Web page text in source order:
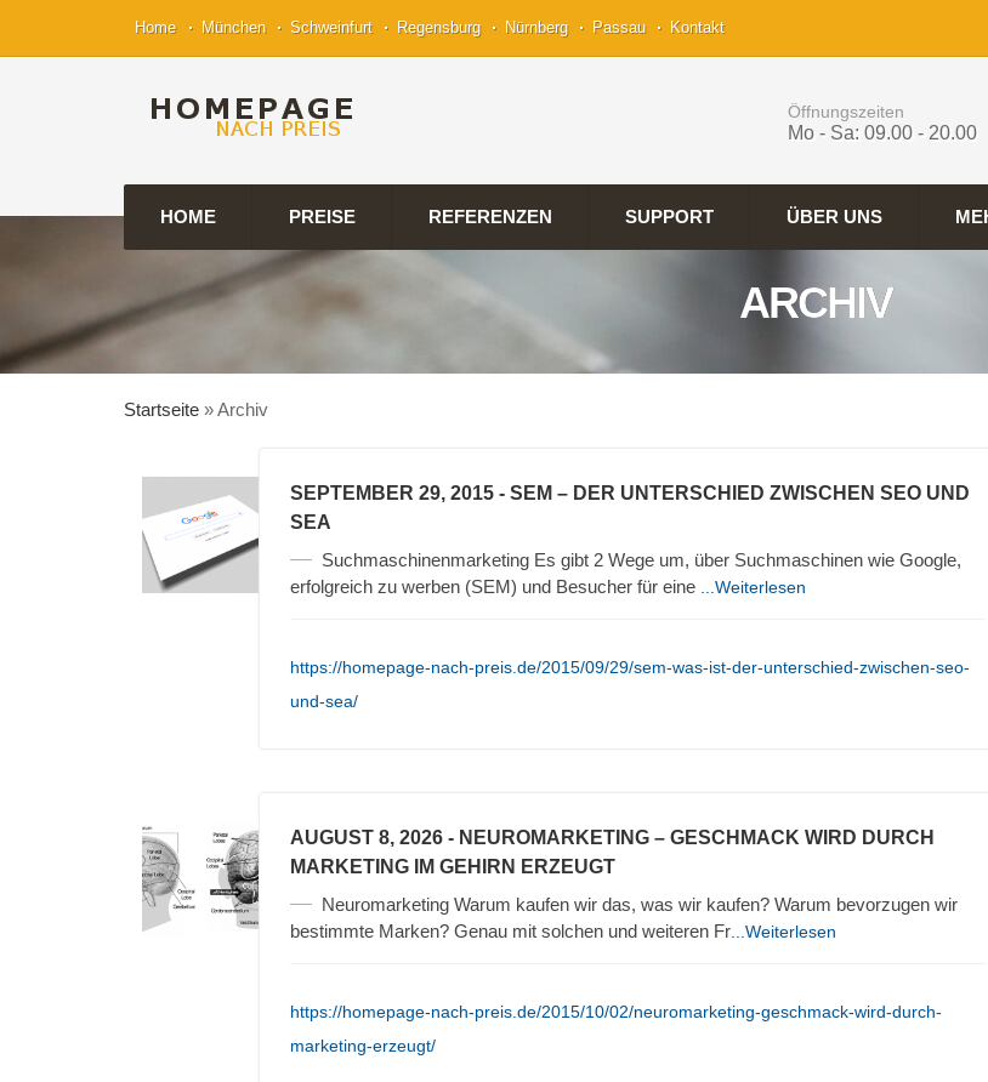
Home München Schweinfurt Regensburg Nürnberg Passau Kontakt
Öffnungszeiten
Mo - Sa: 09.00 - 20.00
HOME PREISE REFERENZEN SUPPORT ÜBER UNS
ARCHIV
Startseite »Archiv
SEPTEMBER 29, 2015 - SEM – DER UNTERSCHIED ZWISCHEN SEO UND
SEA
Suchmaschinenmarketing Es gibt 2 Wege um, über Suchmaschinen wie Google,
erfolgreich zu werben (SEM) und Besucher für eine
...Weiterlesen
https://homepage-nach-preis.de/2015/09/29/sem-was-ist-der-unterschied-zwischen-seo-
und-sea/
AUGUST 8, 2026 - NEUROMARKETING – GESCHMACK WIRD DURCH
MARKETING IM GEHIRN ERZEUGT
Neuromarketing Warum kaufen wir das, was wir kaufen? Warum bevorzugen wir
bestimmte Marken? Genau mit solchen und weiteren Fr ...Weiterlesen
https://homepage-nach-preis.de/2015/10/02/neuromarketing-geschmack-wird-durch-
marketing-erzeugt/